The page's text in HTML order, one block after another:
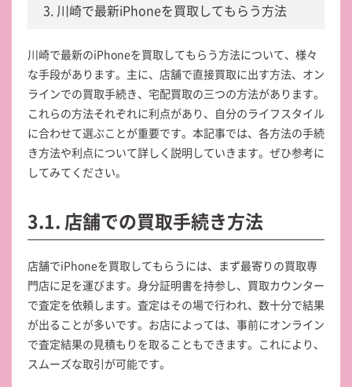
3. 川崎で最新iPhoneを買取してもらう方法
川崎で最新のiPhoneを買取してもらう方法について、様々
な手段があります。主に、店舗で直接買取に出す方法、オン
ラインでの買取手続き、宅配買取の三つの方法があります。
これらの方法それぞれに利点があり、自分のライフスタイル
に合わせて選ぶことが重要です。本記事では、各方法の手続
き方法や利点について詳しく説明していきます。ぜひ参考に
してみてください。
3.1. 店舗での買取手続き方法
店舗でiPhoneを買取してもらうには、まず最寄りの買取専
門店に足を運びます。身分証明書を持参し、買取カウンター
で査定を依頼します。査定はその場で行われ、数十分で結果
が出ることが多いです。お店によっては、事前にオンライン
で査定結果の見積もりを取ることもできます。これにより、
スムーズな取引が可能です。